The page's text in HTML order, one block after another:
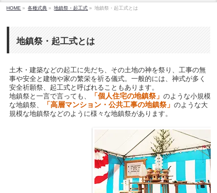
HOME » 各種式典 » 地鎮祭・起工式 » 地鎮祭・起工式とは
地鎮祭・起工式とは
土木・建築などの起工に先だち、その土地の神を祭り、工事の無
事や安全と建物や家の繁栄を祈る儀式。一般的には、神式が多く
安全祈願祭、起工式と呼ばれることもあります。
地鎮祭と一言で言っても、
「個人住宅の地鎮祭」のような小規模
な地鎮祭、
「高層マンション・公共工事の地鎮祭」のような大
規模な地鎮祭などのように様々な地鎮祭があります。